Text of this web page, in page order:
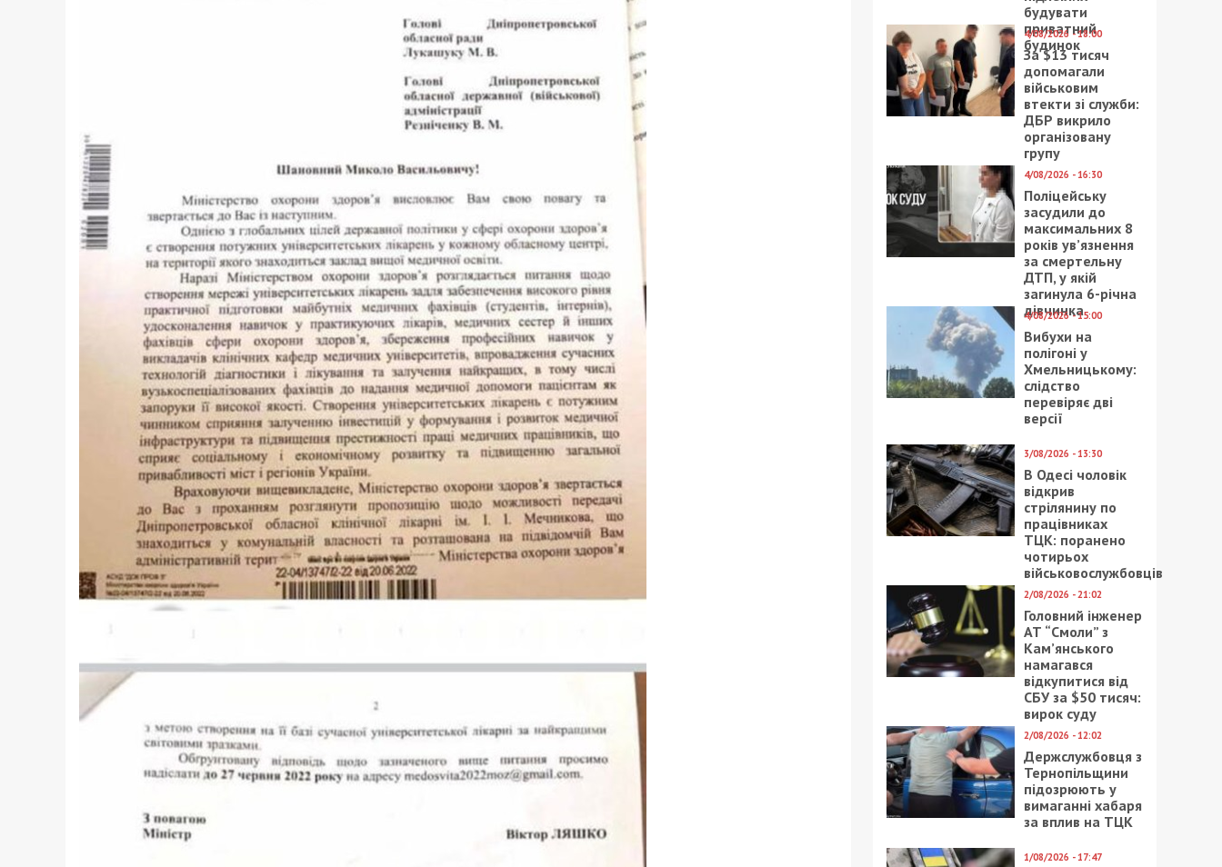
будувати
приватний
будинок
4/08/2026 - 18:00
За $13 тисяч
допомагали
військовим
втекти зі служби:
ДБР викрило
організовану
групу
4/08/2026 - 16:30
Поліцейську
засудили до
максимальних 8
років ув’язнення
за смертельну
ДТП, у якій
загинула 6-річна
дівчинка
4/08/2026 - 15:00
Вибухи на
полігоні у
Хмельницькому:
слідство
перевіряє дві
версії
3/08/2026 - 13:30
В Одесі чоловік
відкрив
стрілянину по
працівниках
ТЦК: поранено
чотирьох
військовослужбовців
2/08/2026 - 21:02
Головний інженер
АТ “Смоли” з
Кам’янського
намагався
відкупитися від
СБУ за $50 тисяч:
вирок суду
2/08/2026 - 12:02
Держслужбовця з
Тернопільщини
підозрюють у
вимаганні хабаря
за вплив на ТЦК
1/08/2026 - 17:47